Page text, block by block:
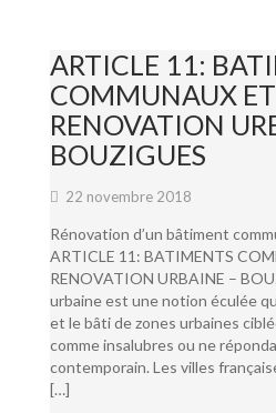
ARTICLE 11:
COMMUNAUX ET
RENOVATION
BOUZIGUES
22 novembre 2018
Rénovation d’un bâtiment
ARTICLE 11: BATIMENTS
RENOVATION URBAINE –
urbaine est une notion éculée
et le bâti de zones urbaines
comme insalubres ou ne
contemporain. Les villes
[…]